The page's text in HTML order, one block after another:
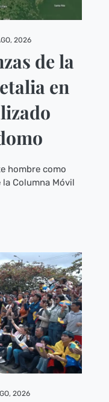
2026
de la
en
hombre como
Columna Móvil
2026